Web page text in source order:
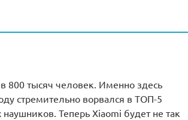
800 тысяч человек. Именно здесь
стремительно ворвался в ТОП-5
Теперь Xiaomi будет не так